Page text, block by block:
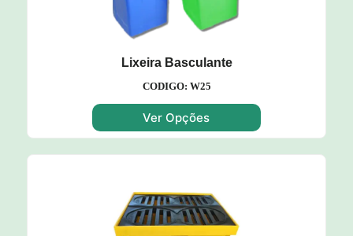
Lixeira Basculante
CODIGO: W25
Ver Opções